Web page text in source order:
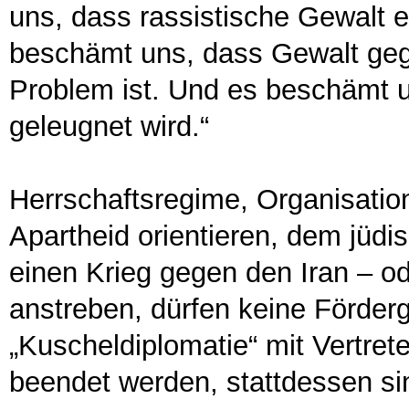
uns, dass rassistische Gewalt
beschämt uns, dass Gewalt
Problem ist. Und es beschämt
geleugnet wird.“
Herrschaftsregime,
Apartheid orientieren, dem
einen Krieg gegen den Iran –
anstreben, dürfen keine
„Kuscheldiplomatie“ mit
beendet werden, stattdessen